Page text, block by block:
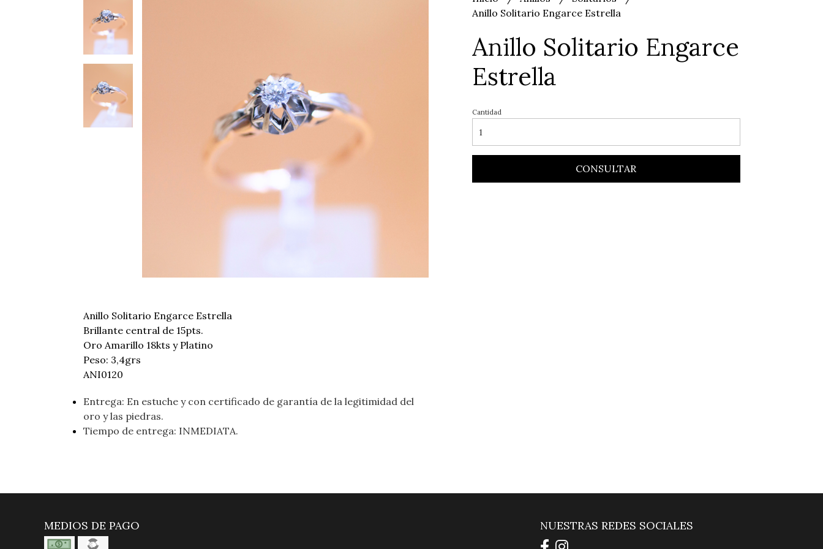
Anillo Solitario Engarce Estrella
Brillante central de 15pts.
Oro Amarillo 18kts y Platino
Peso: 3,4grs
ANI0120
Entrega: En estuche y con certificado de garantía de la legitimidad del
oro y las piedras.
Tiempo de entrega: INMEDIATA.
Anillo Solitario Engarce Estrella
Anillo Solitario Engarce
Estrella
Cantidad
CONSULTAR
MEDIOS DE PAGO NUESTRAS REDES SOCIALES